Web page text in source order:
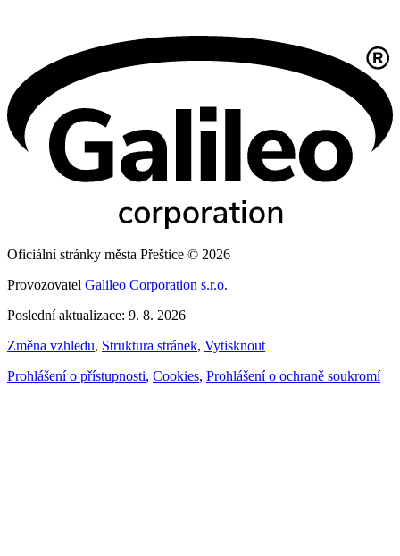
Oficiální stránky města Přeštice © 2026
Provozovatel Galileo Corporation s.r.o.
Poslední aktualizace: 9. 8. 2026
Změna vzhledu, Struktura stránek, Vytisknout
Prohlášení o přístupnosti, Cookies, Prohlášení o ochraně soukromí